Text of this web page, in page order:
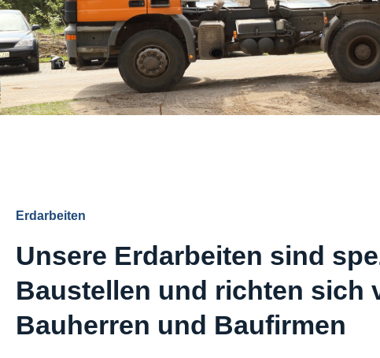
Erdarbeiten
Unsere Erdarbeiten sind
Baustellen und richten sich
Bauherren und Baufirmen